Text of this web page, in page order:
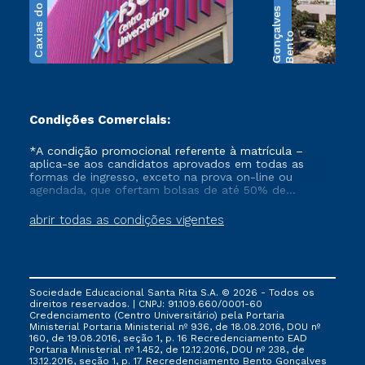
Caxias do Sul B
e
n
t
o
G
o
n
ç
a
l
v
e
s
Condições Comerciais:
abrir todas as condições vigentes
*A condição promocional referente à matrícula –
aplica-se aos candidatos aprovados em todas as
formas de ingresso, exceto na prova on-line ou
agendada, que ofertam bolsas de até 50% de
que ainda não tenham efetivado e/ou não tenham
cancelado ou trancado sua matrícula em uma das
FIES, Prouni e outros programas governamentais, e
não se acumula com nenhuma outra campanha
ofertada pela Instituição.
Sociedade Educacional Santa Rita S.A. © 2026 - Todos os
direitos reservados. | CNPJ: 91.109.660/0001-60
Credenciamento (Centro Universitário) pela Portaria
Ministerial Portaria Ministerial nº 936, de 18.08.2016, DOU nº
160, de 19.08.2016, seção 1, p. 16 Recredenciamento EAD
Portaria Ministerial nº 1.452, de 12.12.2016, DOU nº 238, de
13.12.2016, seção 1, p. 17 Recredenciamento Bento Gonçalves